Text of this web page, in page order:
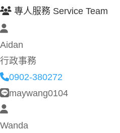
專人服務 Service Team
Aidan
行政事務
0902-380272
maywang0104
Wanda